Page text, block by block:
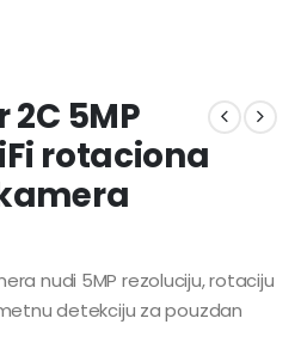
2C 5MP
rotaciona
nudi 5MP rezoluciju, rotaciju
detekciju za pouzdan